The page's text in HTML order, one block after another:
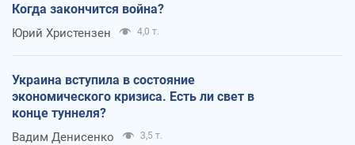
Когда закончится война?
Юрий Христензен 4,0 т.
Украина вступила в состояние
экономического кризиса. Есть ли свет в
конце туннеля?
Вадим Денисенко 3,5 т.